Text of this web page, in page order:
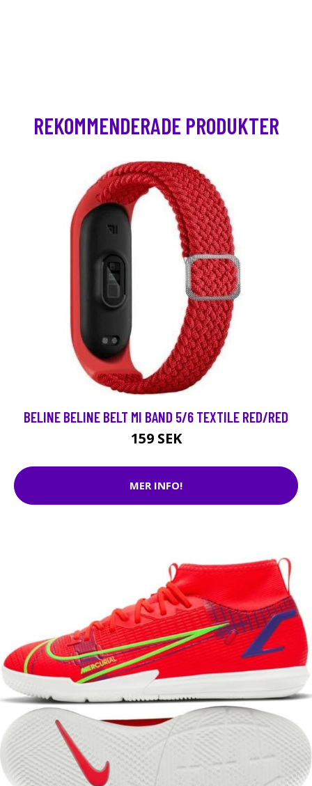
REKOMMENDERADE PRODUKTER
BELINE BELINE BELT MI BAND 5/6 TEXTILE RED/RED
159 SEK
MER INFO!